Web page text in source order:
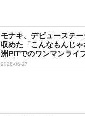
モナキ、デビューステ
収めた「こんなもんじ
洲PITでのワンマンライ
2026-06-27